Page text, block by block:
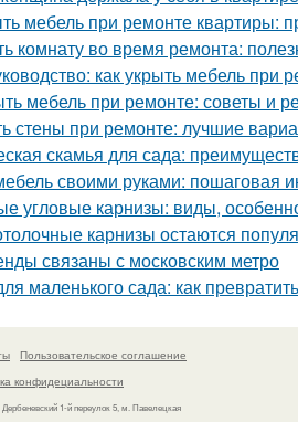
мебель при ремонте квартиры:
комнату во время ремонта:
как укрыть мебель при
мебель при ремонте: советы и
стены при ремонте: лучшие
скамья для сада:
своими руками: пошаговая
угловые карнизы: виды,
карнизы остаются
связаны с московским метро
маленького сада: как
Пользовательское соглашение
конфидециальности
Дербеневский 1-й переулок 5, м. Павелецкая